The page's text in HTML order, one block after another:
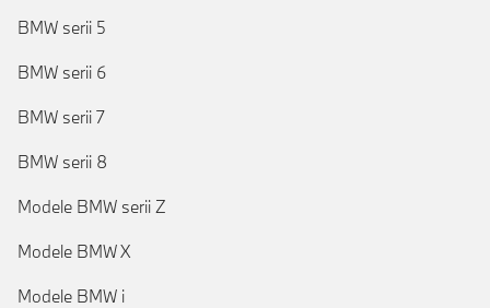
BMW serii 5
BMW serii 6
BMW serii 7
BMW serii 8
Modele BMW serii Z
Modele BMW X
Modele BMW i